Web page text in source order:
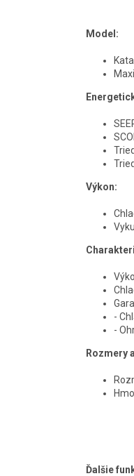
Model:
Výkon:
-
-
Rozmery
Ďalšie